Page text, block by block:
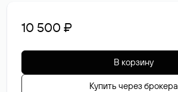
10 500 ₽
В корзину
Купить через брокера